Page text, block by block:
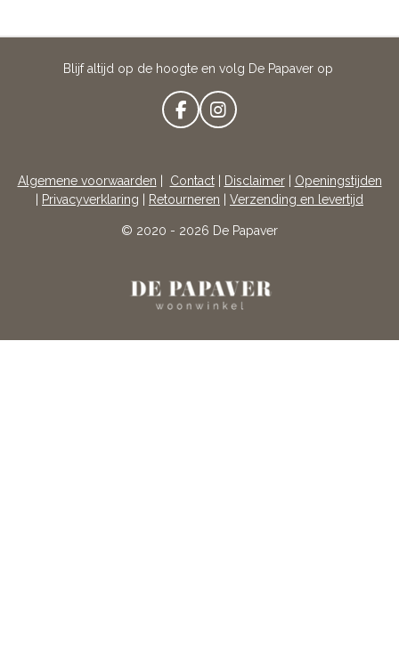
Blijf altijd op de hoogte en volg De Papaver op
F
A
B
O
K
I
N
A
G
A
Algemene voorwaarden Contact| Disclaimer| Openingstijden
Privacyverklaring Retourneren Verzending en levertijd
© 2020 - 2026 De Papaver